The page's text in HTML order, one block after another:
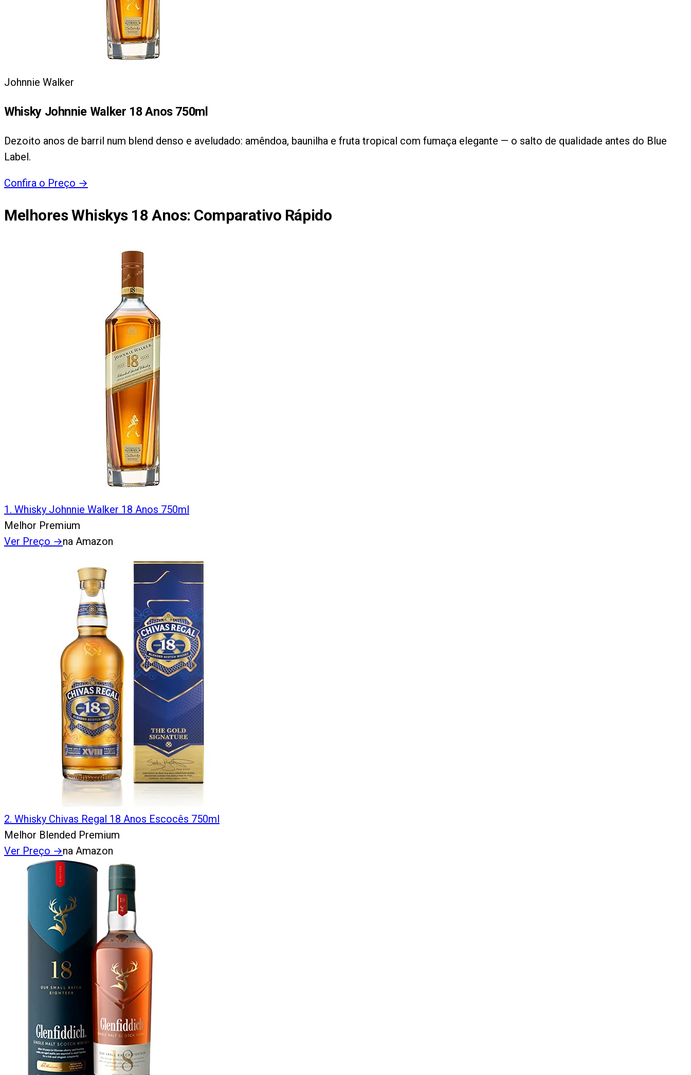
Johnnie Walker
Whisky Johnnie Walker 18 Anos 750ml
Dezoito anos de barril num blend denso e aveludado: amêndoa, baunilha e fruta tropical com fumaça elegante — o salto de qualidade antes do Blue
Label.
Confira o Preço →
Melhores Whiskys 18 Anos: Comparativo Rápido
1 . Whisky Johnnie Walker 18 Anos 750ml
Melhor Premium
Ver Preço →na Amazon
2. Whisky Chivas Regal 18 Anos Escocês 750ml
Melhor Blended Premium
Ver Preço →na Amazon